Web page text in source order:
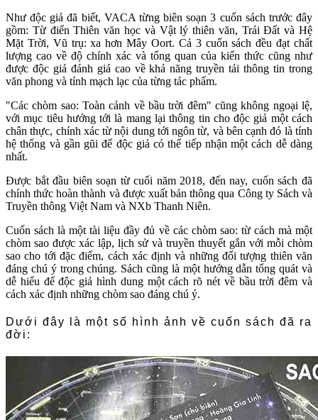
Như độc giả đã biết, VACA từng biên soạn 3 cuốn sách trước đây
gồm: Từ điển Thiên văn học và Vật lý thiên văn, Trái Đất và Hệ
Mặt Trời, Vũ trụ: xa hơn Mây Oort. Cả 3 cuốn sách đều đạt chất
lượng cao về độ chính xác và tổng quan của kiến thức cũng như
được độc giả đánh giá cao về khả năng truyền tải thông tin trong
văn phong và tính mạch lạc của từng tác phẩm.
"Các chòm sao: Toàn cảnh về bầu trời đêm" cũng không ngoại lệ,
với mục tiêu hướng tới là mang lại thông tin cho độc giả một cách
chân thực, chính xác từ nội dung tới ngôn từ, và bên cạnh đó là tính
hệ thống và gần gũi để độc giả có thể tiếp nhận một cách dễ dàng
nhất.
Được bắt đầu biên soạn từ cuối năm 2018, đến nay, cuốn sách đã
chính thức hoàn thành và được xuất bản thông qua Công ty Sách và
Truyền thông Việt Nam và NXb Thanh Niên.
Cuốn sách là một tài liệu đầy đủ về các chòm sao: từ cách mà một
chòm sao được xác lập, lịch sử và truyền thuyết gắn với mỗi chòm
sao cho tới đặc điểm, cách xác định và những đối tượng thiên văn
đáng chú ý trong chúng. Sách cũng là một hướng dẫn tổng quát và
dễ hiểu để độc giả hình dung một cách rõ nét về bầu trời đêm và
cách xác định những chòm sao đáng chú ý.
Dưới đây là một số hình ảnh về cuốn sách đã ra
đời: